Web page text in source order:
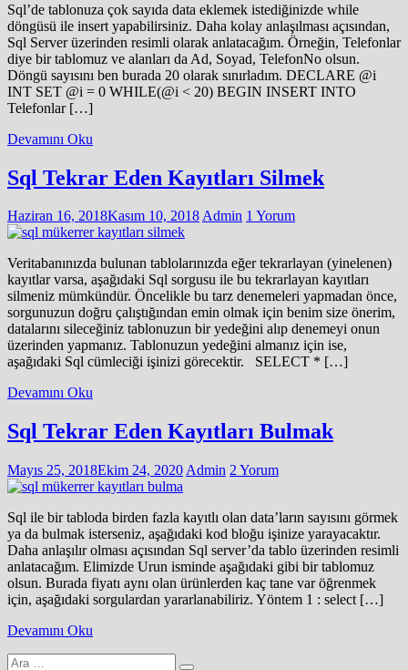
Sql’de tablonuza çok sayıda data eklemek istediğinizde while
döngüsü ile insert yapabilirsiniz. Daha kolay anlaşılması açısından,
Sql Server üzerinden resimli olarak anlatacağım. Örneğin, Telefonlar
diye bir tablomuz ve alanları da Ad, Soyad, TelefonNo olsun.
Döngü sayısını ben burada 20 olarak sınırladım. DECLARE @i
INT SET @i = 0 WHILE(@i < 20) BEGIN INSERT INTO
Telefonlar […]
Devamını Oku
Sql Tekrar Eden Kayıtları Silmek
Haziran 16, 2018Kasım 10, 2018Admin 1 Yorum
Veritabanınızda bulunan tablolarınızda eğer tekrarlayan (yinelenen)
kayıtlar varsa, aşağıdaki Sql sorgusu ile bu tekrarlayan kayıtları
silmeniz mümkündür. Öncelikle bu tarz denemeleri yapmadan önce,
sorgunuzun doğru çalıştığından emin olmak için benim size önerim,
datalarını sileceğiniz tablonuzun bir yedeğini alıp denemeyi onun
üzerinden yapmanız. Tablonuzun yedeğini almanız için ise,
aşağıdaki Sql cümleciği işinizi görecektir. SELECT * […]
Devamını Oku
Sql Tekrar Eden Kayıtları Bulmak
Mayıs 25, 2018Ekim 24, 2020 Admin 2 Yorum
Sql ile bir tabloda birden fazla kayıtlı olan data’ların sayısını görmek
ya da bulmak isterseniz, aşağıdaki kod bloğu işinize yarayacaktır.
Daha anlaşılır olması açısından Sql server’da tablo üzerinden resimli
anlatacağım. Elimizde Urun isminde aşağıdaki gibi bir tablomuz
olsun. Burada fiyatı aynı olan ürünlerden kaç tane var öğrenmek
için, aşağıdaki sorgulardan yararlanabiliriz. Yöntem 1 : select […]
Devamını Oku
Arama